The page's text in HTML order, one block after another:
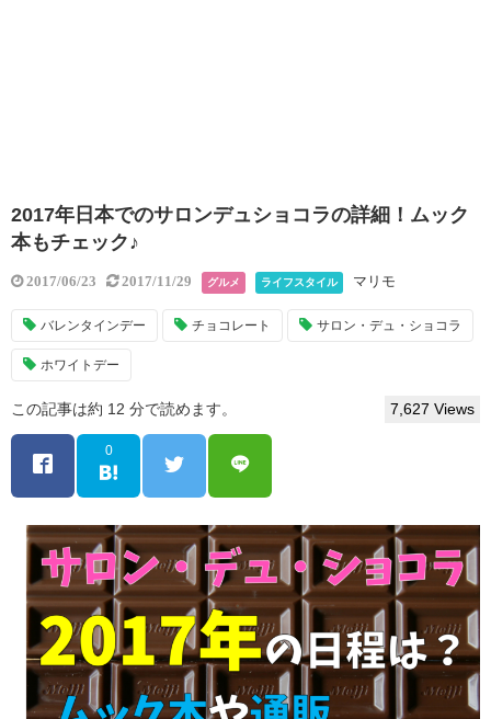
2017年日本でのサロンデュショコラの詳細！ムック
本もチェック♪
2017/06/23 2017/11/29 グルメ ライフスタイル マリモ
バレンタインデー チョコレート サロン・デュ・ショコラ
ホワイトデー
この記事は約 12 分で読めます。 7,627 Views
0